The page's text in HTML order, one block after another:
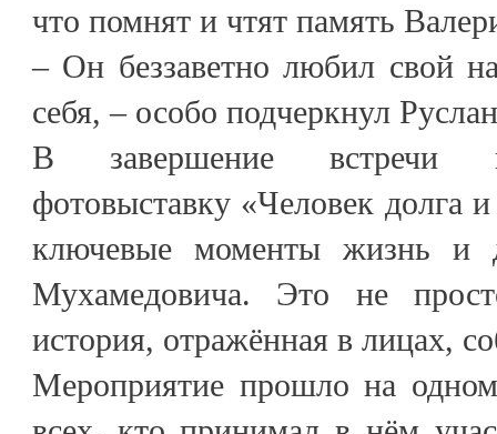
что помнят и чтят память
– Он беззаветно любил свой
себя, – особо подчеркнул
В завершение встречи
фотовыставку «Человек долга
ключевые моменты жизнь и
Мухамедовича. Это не
история, отражённая в лицах,
Мероприятие прошло на